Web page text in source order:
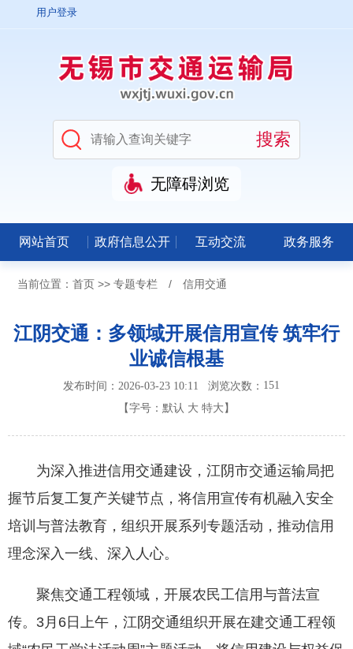
用户登录
无障碍浏览
网站首页 政府信息公开 互动交流 政务服务
当前位置： 首页>> 专题专栏 / 信用交通
江阴交通：多领域开展信用宣传 筑牢行
业诚信根基
发布时间：2026-03-23 10:11 浏览次数： 151
【字号： 默认 大 特大 】
为深入推进信用交通建设，江阴市交通运输局把
握节后复工复产关键节点，将信用宣传有机融入安全
培训与普法教育，组织开展系列专题活动，推动信用
理念深入一线、深入人心。
聚焦交通工程领域，开展农民工信用与普法宣
传。3月6日上午，江阴交通组织开展在建交通工程领